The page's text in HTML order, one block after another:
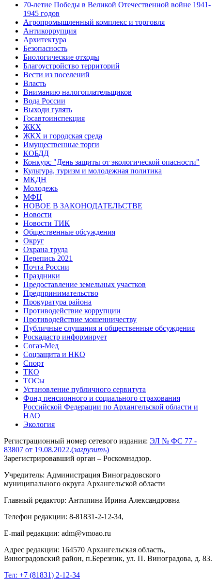
70-летие Победы в Великой Отечественной войне 1941-
1945 годов
Агропромышленный комплекс и торговля
Антикоррупция
Архитектура
Безопасность
Биологические отходы
Благоустройство территорий
Вести из поселений
Власть
Вниманию налогоплательщиков
Вода России
Выходи гулять
Госавтоинспекция
ЖКХ
ЖКХ и городская среда
Имущественные торги
КОБДД
Конкурс "День защиты от экологической опасности"
Культура, туризм и молодежная политика
МКДН
Молодежь
МФЦ
НОВОЕ В ЗАКОНОДАТЕЛЬСТВЕ
Новости
Новости ТИК
Общественные обсуждения
Округ
Охрана труда
Перепись 2021
Почта России
Праздники
Предоставление земельных участков
Предпринимательство
Прокуратура района
Противодействие коррупции
Противодействие мошенничеству
Публичные слушания и общественные обсуждения
Роскадастр информирует
Согаз-Мед
Соцзащита и НКО
Спорт
ТКО
ТОСы
Установление публичного сервитута
Фонд пенсионного и социального страхования
Российской Федерации по Архангельской области и
НАО
Экология
Регистрационный номер сетевого издания: ЭЛ № ФС 77 -
83807 от 19.08.2022.(загрузить)
Зарегистрировавший орган – Роскомнадзор.
Учредитель: Администрация Виноградовского
муниципального округа Архангельской области
Главный редактор: Антипина Ирина Александровна
Телефон редакции: 8-81831-2-12-34,
E-mail редакции: adm@vmoao.ru
Адрес редакции: 164570 Архангельская область,
Виноградовский район, п.Березник, ул. П. Виноградова, д. 83.
Тел: +7 (81831) 2-12-34